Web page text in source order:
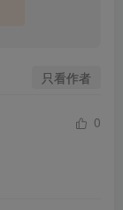
只看作者
0